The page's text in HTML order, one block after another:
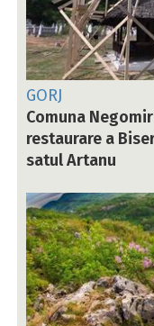
GORJ
Comuna
restaurare a
satul Artanu